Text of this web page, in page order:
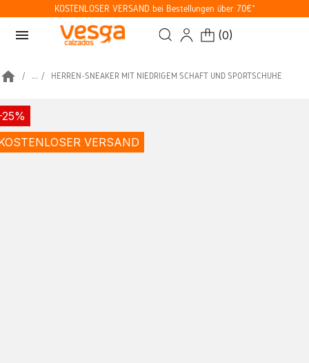
KOSTENLOSER VERSAND bei Bestellungen über 70€*
menu (0)
home ... HERREN-SNEAKER MIT NIEDRIGEM SCHAFT UND SPORTSCHUHE
VERSAND